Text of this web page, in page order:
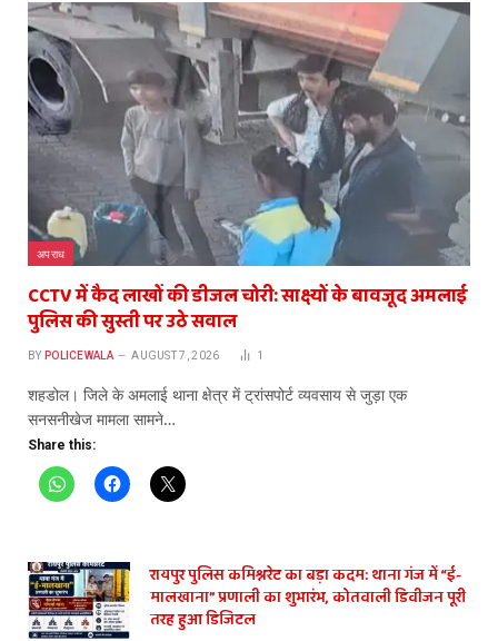
अपराध
CCTV में कैद लाखों की डीजल चोरी: साक्ष्यों के बावजूद अमलाई
पुलिस की सुस्ती पर उठे सवाल
BY POLICEWALA AUGUST 7, 2026 1
​शहडोल। जिले के अमलाई थाना क्षेत्र में ट्रांसपोर्ट व्यवसाय से जुड़ा एक
सनसनीखेज मामला सामने…
Share this:
रायपुर पुलिस कमिश्नरेट का बड़ा कदम: थाना गंज में “ई-
मालखाना” प्रणाली का शुभारंभ, कोतवाली डिवीजन पूरी
तरह हुआ डिजिटल